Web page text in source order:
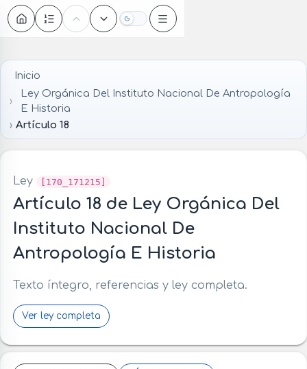
Oscuro
Inicio
Ley Orgánica Del Instituto Nacional De Antropología
E Historia
Artículo 18
Ley [170_171215]
Artículo 18 de Ley Orgánica Del
Instituto Nacional De
Antropología E Historia
Texto íntegro, referencias y ley completa.
Ver ley completa